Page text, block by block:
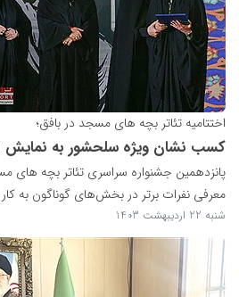
اختتامیه تئاتر بچه های مسجد در بافق؛
کسب نشان ویژه سلحشور به نمایش
پانزدهمین جشنواره سراسری تئاتر بچه های
معرفی نفرات برتر در بخش‌های گوناگون به کار
شنبه 22 اردیبهشت 1403